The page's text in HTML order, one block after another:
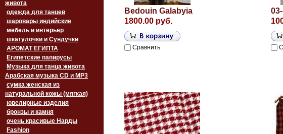
живота
одежда для танцев
шаровары индийские
мебель и интерьер
шкатулочки и Сундучки
АРОМАТ ЕГИПТА
Египетские папирусы
Музыка для танца живота
Арабская музыка CD и MP3
сумка женская из
натуральной кожы (мягкая)
ювелирные изделия
бронзы и камня
очень красивые Нарды
Fashion
Bedouin Galabyia
1800.00 руб.
Сравнить